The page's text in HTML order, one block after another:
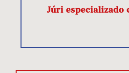
Júri especializado